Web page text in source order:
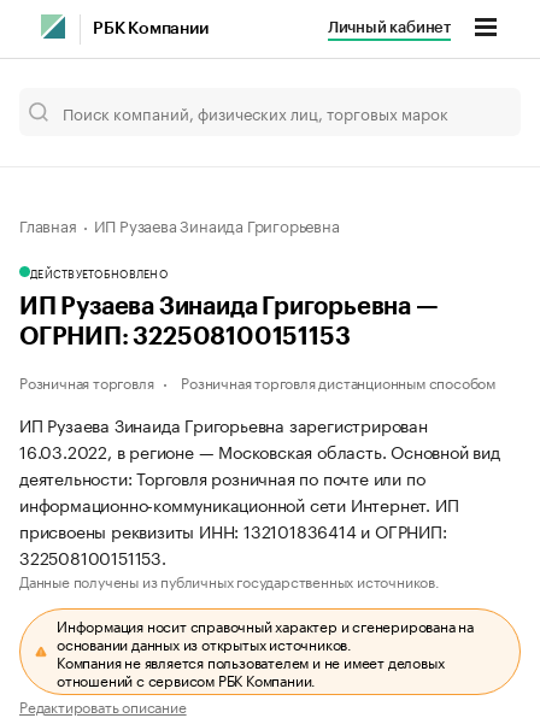
РБК Компании Личный кабинет
Главная ИП Рузаева Зинаида Григорьевна
ДЕЙСТВУЕТОБНОВЛЕНО
ИП Рузаева Зинаида Григорьевна —
ОГРНИП: 322508100151153
Розничная торговля Розничная торговля дистанционным способом
ИП Рузаева Зинаида Григорьевна зарегистрирован
16.03.2022, в регионе — Московская область. Основной вид
деятельности: Торговля розничная по почте или по
информационно-коммуникационной сети Интернет. ИП
присвоены реквизиты ИНН: 132101836414 и ОГРНИП:
322508100151153.
Данные получены из публичных государственных источников.
Информация носит справочный характер и сгенерирована на
основании данных из открытых источников.
Компания не является пользователем и не имеет деловых
отношений с сервисом РБК Компании.
Редактировать описание